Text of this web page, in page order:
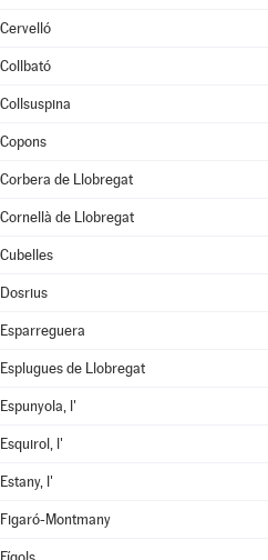
Cervelló
Collbató
Collsuspina
Copons
Corbera de Llobregat
Cornellà de Llobregat
Cubelles
Dosrius
Esparreguera
Esplugues de Llobregat
Espunyola, l'
Esquirol, l'
Estany, l'
Figaró-Montmany